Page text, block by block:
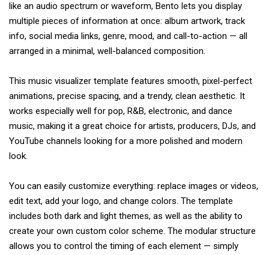
like an audio spectrum or waveform, Bento lets you display
multiple pieces of information at once: album artwork, track
info, social media links, genre, mood, and call-to-action — all
arranged in a minimal, well-balanced composition.
This music visualizer template features smooth, pixel-perfect
animations, precise spacing, and a trendy, clean aesthetic. It
works especially well for pop, R&B, electronic, and dance
music, making it a great choice for artists, producers, DJs, and
YouTube channels looking for a more polished and modern
look.
You can easily customize everything: replace images or videos,
edit text, add your logo, and change colors. The template
includes both dark and light themes, as well as the ability to
create your own custom color scheme. The modular structure
allows you to control the timing of each element — simply